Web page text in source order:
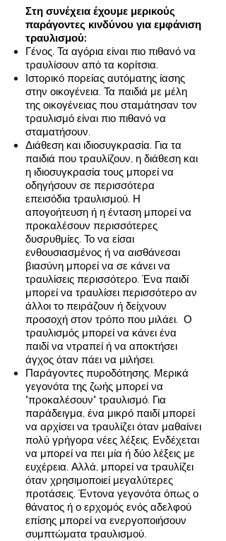
Στη συνέχεια έχουμε μερικούς
παράγοντες κινδύνου για εμφάνιση
τραυλισμού:
Γένος. Τα αγόρια είναι πιο πιθανό να
τραυλίσουν από τα κορίτσια.
Ιστορικό πορείας αυτόματης ίασης
στην οικογένεια. Τα παιδιά με μέλη
της οικογένειας που σταμάτησαν τον
τραυλισμό είναι πιο πιθανό να
σταματήσουν.
Διάθεση και ιδιοσυγκρασία. Για τα
παιδιά που τραυλίζουν, η διάθεση και
η ιδιοσυγκρασία τους μπορεί να
οδηγήσουν σε περισσότερα
επεισόδια τραυλισμού. Η
απογοήτευση ή η ένταση μπορεί να
προκαλέσουν περισσότερες
δυσρυθμίες. Το να είσαι
ενθουσιασμένος ή να αισθάνεσαι
βιασύνη μπορεί να σε κάνει να
τραυλίσεις περισσότερο. Ένα παιδί
μπορεί να τραυλίσει περισσότερο αν
άλλοι το πειράζουν ή δείχνουν
προσοχή στον τρόπο που μιλάει. Ο
τραυλισμός μπορεί να κάνει ένα
παιδί να ντραπεί ή να αποκτήσει
άγχος όταν πάει να μιλήσει.
Παράγοντες πυροδότησης. Μερικά
γεγονότα της ζωής μπορεί να
"προκαλέσουν" τραυλισμό. Για
παράδειγμα, ένα μικρό παιδί μπορεί
να αρχίσει να τραυλίζει όταν μαθαίνει
πολύ γρήγορα νέες λέξεις. Ενδέχεται
να μπορεί να πει μία ή δύο λέξεις με
ευχέρεια. Αλλά, μπορεί να τραυλίζει
όταν χρησιμοποιεί μεγαλύτερες
προτάσεις. Έντονα γεγονότα όπως ο
θάνατος ή ο ερχομός ενός αδελφού
επίσης μπορεί να ενεργοποιήσουν
συμπτώματα τραυλισμού.